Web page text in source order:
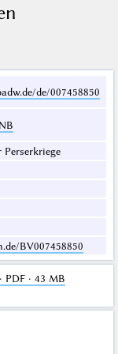
de/007458850
BV007458850
PDF · 43 MB